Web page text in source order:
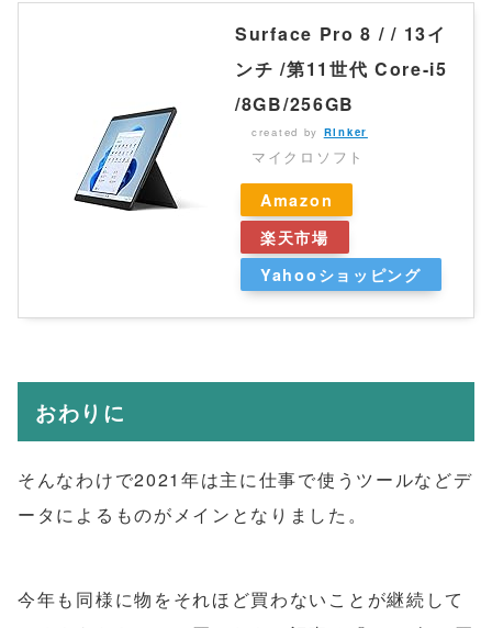
Surface Pro 8 / / 13イ
ンチ /第11世代 Core-i5
/8GB/256GB
created by Rinker
マイクロソフト
Amazon
楽天市場
Yahooショッピング
おわりに
そんなわけで2021年は主に仕事で使うツールなどデ
ータによるものがメインとなりました。
今年も同様に物をそれほど買わないことが継続して